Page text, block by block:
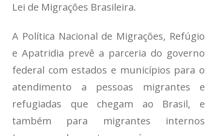
Lei de Migrações Brasileira.
A Política Nacional de Migrações, Refúgio
e Apatridia prevê a parceria do governo
federal com estados e municípios para o
atendimento a pessoas migrantes e
refugiadas que chegam ao Brasil, e
também para migrantes internos